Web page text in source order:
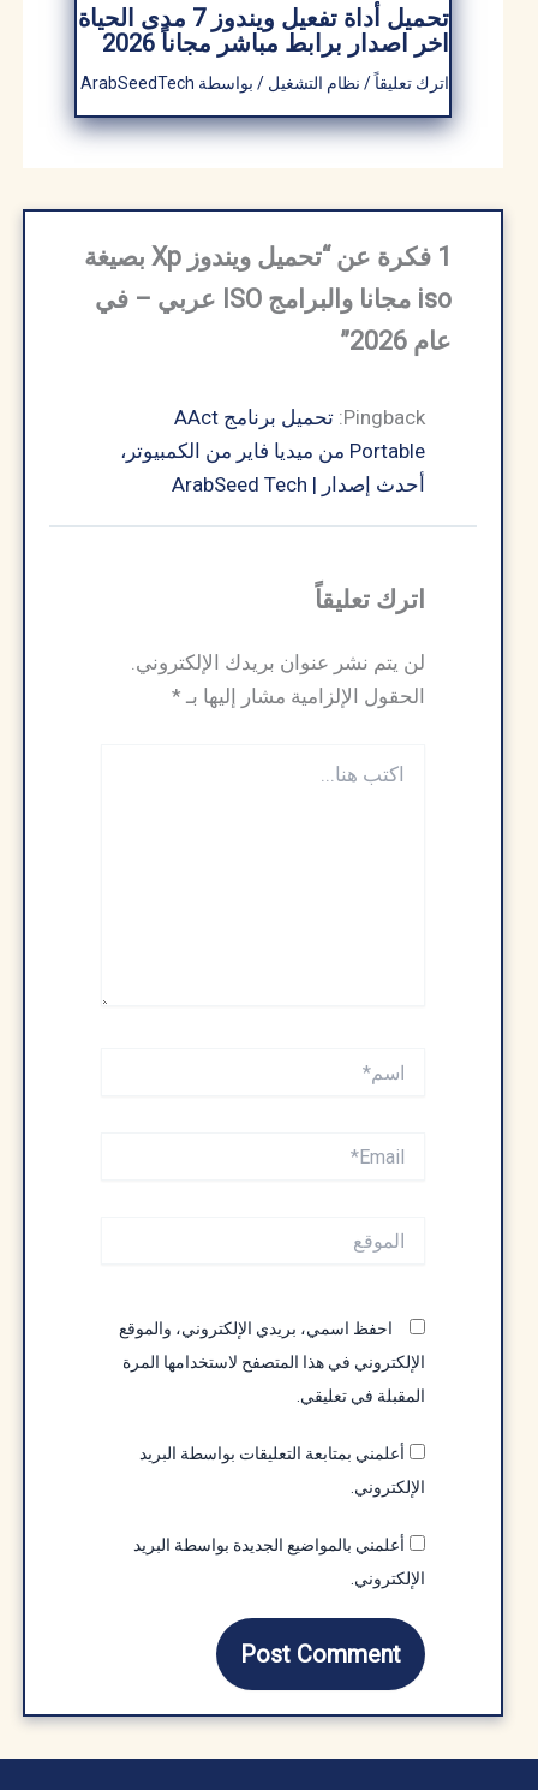
تحميل أداة تفعيل ويندوز 7 مدى الحياة
اخر اصدار برابط مباشر مجاناً 2026
اترك تعليقاً/ نظام التشغيل/ بواسطةArabSeedTech
1 فكرة عن “تحميل ويندوز Xp بصيغة
iso مجانا والبرامج ISO عربي – في
عام 2026”
Pingback:
تحميل برنامج AAct
Portable من ميديا فاير من الكمبيوتر،
أحدث إصدار | ArabSeed Tech
اترك تعليقاً
لن يتم نشر عنوان بريدك الإلكتروني.
الحقول الإلزامية مشار إليها بـ*
احفظ اسمي، بريدي الإلكتروني، والموقع
الإلكتروني في هذا المتصفح لاستخدامها المرة
المقبلة في تعليقي.
أعلمني بمتابعة التعليقات بواسطة البريد
الإلكتروني.
أعلمني بالمواضيع الجديدة بواسطة البريد
الإلكتروني.